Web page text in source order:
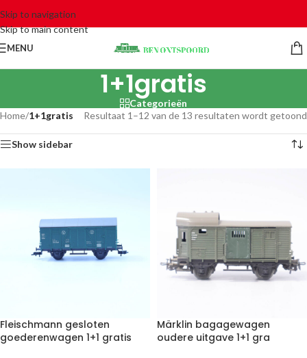
Skip to navigation
Skip to main content
MENU
1+1gratis
Categorieën
Home/1+1gratis Resultaat 1–12 van de 13 resultaten wordt getoond
Show sidebar
Fleischmann gesloten
goederenwagen 1+1 gratis
Märklin bagagewagen
oudere uitgave 1+1 gra